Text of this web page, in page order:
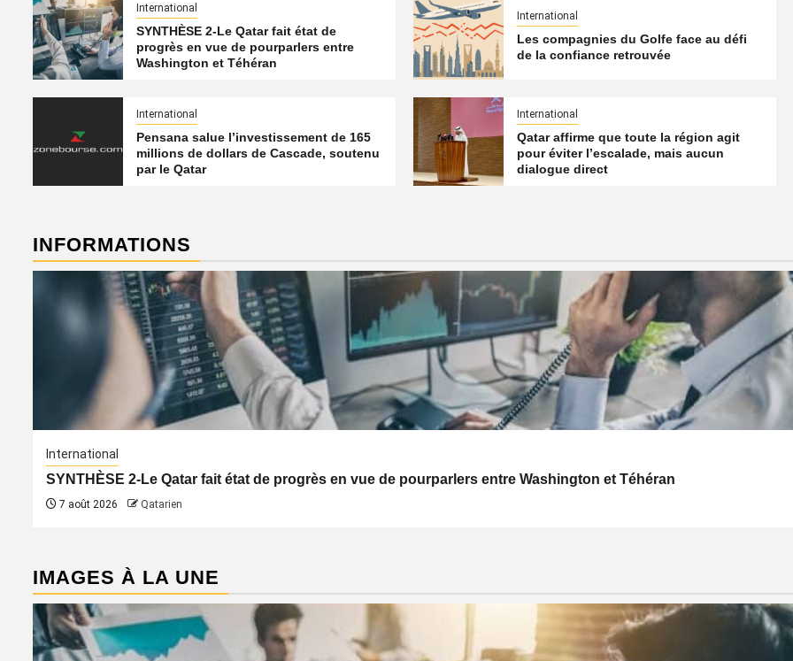
International
SYNTHÈSE 2-Le Qatar fait état de
progrès en vue de pourparlers entre
Washington et Téhéran
International
Les compagnies du Golfe face au défi
de la confiance retrouvée
International
Pensana salue l’investissement de 165
millions de dollars de Cascade, soutenu
par le Qatar
International
Qatar affirme que toute la région agit
pour éviter l’escalade, mais aucun
dialogue direct
INFORMATIONS
International
SYNTHÈSE 2-Le Qatar fait état de progrès en vue de pourparlers entre Washington et Téhéran
7 août 2026 Qatarien
IMAGES À LA UNE